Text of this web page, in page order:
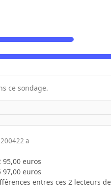
ce sondage.
22 a
95,00 euros
97,00 euros
entres ces 2 lecteurs